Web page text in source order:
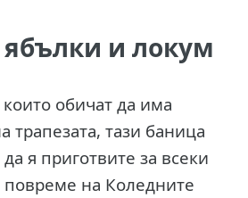
и локум
които обичат да има
трапезата, тази баница
я приготвите за всеки
повреме на Коледните